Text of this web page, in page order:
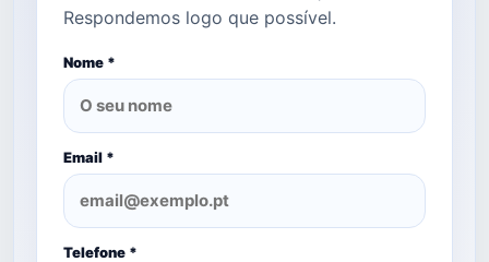
Respondemos logo que possível.
Nome *
Email *
Telefone *